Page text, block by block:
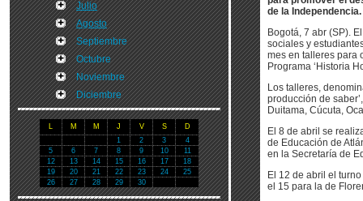
Julio
Agosto
Septiembre
Octubre
Noviembre
Diciembre
L M M J V S
D
1
2 3
4
5
6 7 8 9 10
11
12
13 14 15 16 17
18
19
20 21 22 23 24
25
26
27 28 29 30
de la Independencia.
Bogotá, 7 abr (SP).
sociales y
mes en talleres para
Programa ‘Historia
Los talleres,
producción de
Duitama, Cúcuta,
El 8 de abril se
de Educación de
en la Secretaría de
El 12 de abril el
el 15 para la de